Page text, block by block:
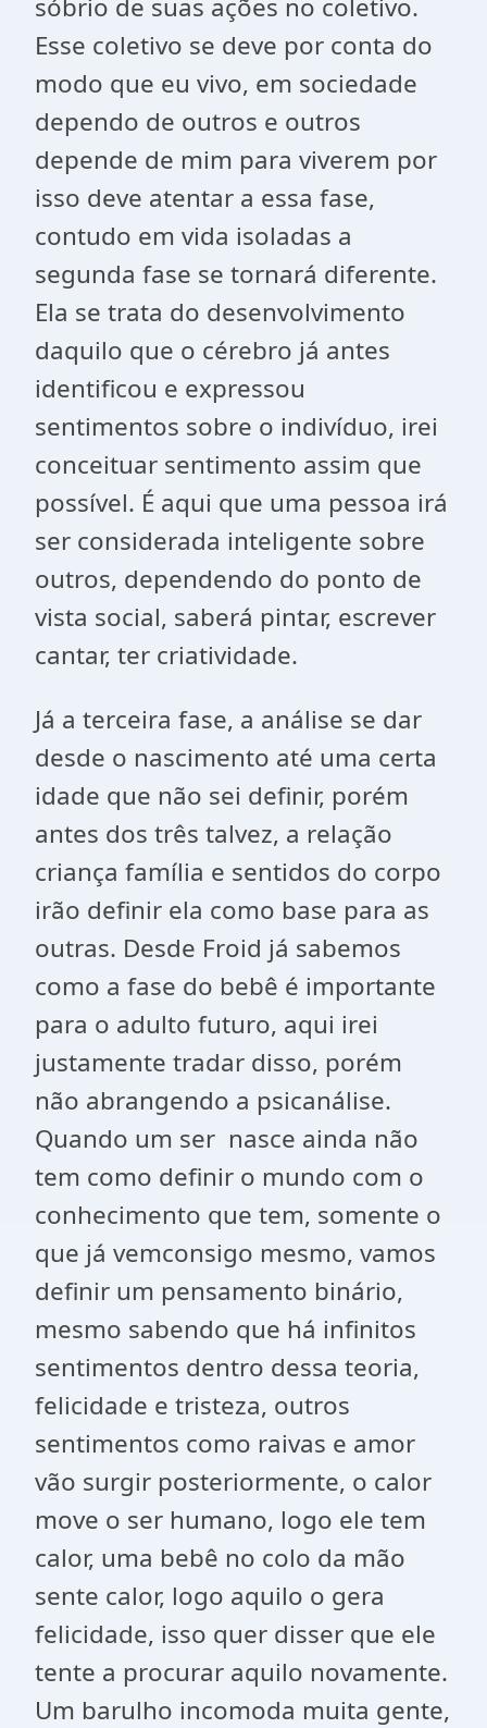
sóbrio de suas ações no coletivo.
Esse coletivo se deve por conta do
modo que eu vivo, em sociedade
dependo de outros e outros
depende de mim para viverem por
isso deve atentar a essa fase,
contudo em vida isoladas a
segunda fase se tornará diferente.
Ela se trata do desenvolvimento
daquilo que o cérebro já antes
identificou e expressou
sentimentos sobre o indivíduo, irei
conceituar sentimento assim que
possível. É aqui que uma pessoa irá
ser considerada inteligente sobre
outros, dependendo do ponto de
vista social, saberá pintar, escrever
cantar, ter criatividade.
Já a terceira fase, a análise se dar
desde o nascimento até uma certa
idade que não sei definir, porém
antes dos três talvez, a relação
criança família e sentidos do corpo
irão definir ela como base para as
outras. Desde Froid já sabemos
como a fase do bebê é importante
para o adulto futuro, aqui irei
justamente tradar disso, porém
não abrangendo a psicanálise.
Quando um ser nasce ainda não
tem como definir o mundo com o
conhecimento que tem, somente o
que já vemconsigo mesmo, vamos
definir um pensamento binário,
mesmo sabendo que há infinitos
sentimentos dentro dessa teoria,
felicidade e tristeza, outros
sentimentos como raivas e amor
vão surgir posteriormente, o calor
move o ser humano, logo ele tem
calor, uma bebê no colo da mão
sente calor, logo aquilo o gera
felicidade, isso quer disser que ele
tente a procurar aquilo novamente.
Um barulho incomoda muita gente,